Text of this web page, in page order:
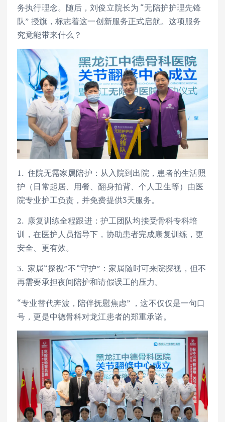
务执行理念。随后，刘俊立院长为 “无陪护护理先锋
队” 授旗，标志着这一创新服务正式启航。这项服务
究竟能带来什么？
1. 住院无需家属陪护：从入院到出院，患者的生活照
护（日常起居、用餐、翻身拍背、个人卫生等）由医
院专业护工负责，并免费提供3天服务。
2. 康复训练全程跟进：护工团队均接受骨科专科培
训，在医护人员指导下，协助患者完成康复训练，更
安全、更有效。
3. 家属“探视”不“守护”：家属随时可来院探视，但不
再需要承担夜间陪护和请假误工的压力。
“专业替代奔波，陪伴抚慰焦虑” ，这不仅仅是一句口
号，更是中德骨科对龙江患者的郑重承诺。